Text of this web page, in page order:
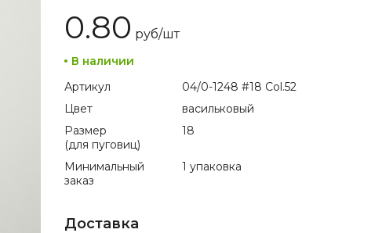
0.80 руб/шт
В наличии
Артикул
04/0-1248 #18 Col.52
Цвет
васильковый
Размер
(для пуговиц)
18
Минимальный
заказ
1 упаковка
Доставка